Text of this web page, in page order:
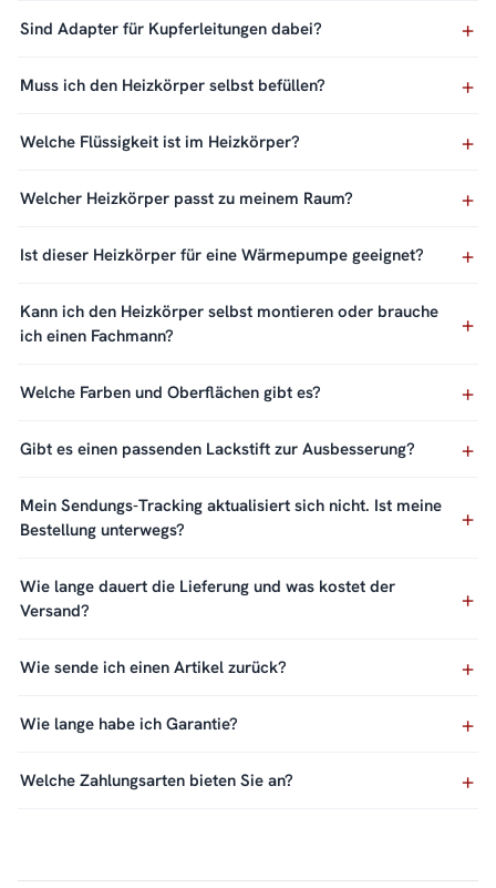
Sind Adapter für Kupferleitungen dabei?
Muss ich den Heizkörper selbst befüllen?
Welche Flüssigkeit ist im Heizkörper?
Welcher Heizkörper passt zu meinem Raum?
Ist dieser Heizkörper für eine Wärmepumpe geeignet?
Kann ich den Heizkörper selbst montieren oder brauche
ich einen Fachmann?
Welche Farben und Oberflächen gibt es?
Gibt es einen passenden Lackstift zur Ausbesserung?
Mein Sendungs-Tracking aktualisiert sich nicht. Ist meine
Bestellung unterwegs?
Wie lange dauert die Lieferung und was kostet der
Versand?
Wie sende ich einen Artikel zurück?
Wie lange habe ich Garantie?
Welche Zahlungsarten bieten Sie an?